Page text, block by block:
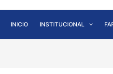
INICIO INSTITUCIONAL